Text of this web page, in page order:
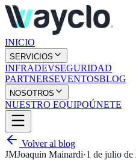
INICIO
SERVICIOS
INFRADEVSEGURIDAD
PARTNERSEVENTOSBLOG
NOSOTROS
NUESTRO EQUIPOÚNETE
Volver al blog
JMJoaquin Mainardi·1 de julio de